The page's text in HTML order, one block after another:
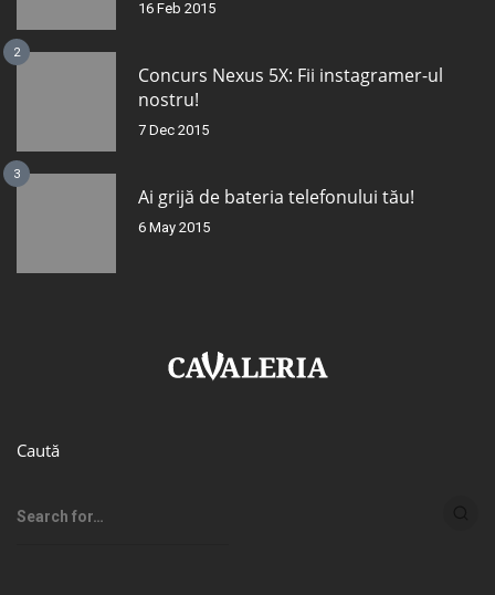
16 Feb 2015
2
Concurs Nexus 5X: Fii instagramer-ul
nostru!
7 Dec 2015
3
Ai grijă de bateria telefonului tău!
6 May 2015
Caută